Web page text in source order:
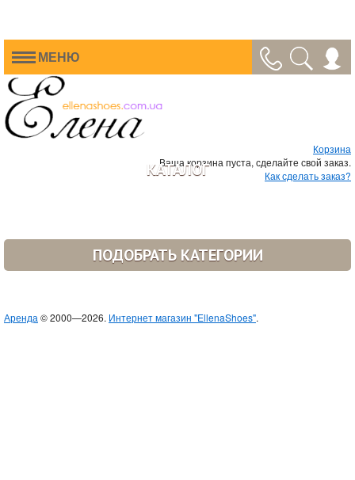
МЕНЮ
Корзина
Ваша корзина пуста, сделайте свой заказ.
Как сделать заказ?
КАТАЛОГ
ПОДОБРАТЬ КАТЕГОРИИ
Аренда © 2000—2026. Интернет магазин "EllenaShoes".